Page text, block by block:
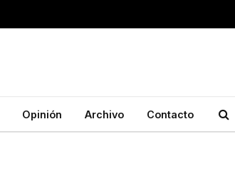
Opinión Archivo Contacto